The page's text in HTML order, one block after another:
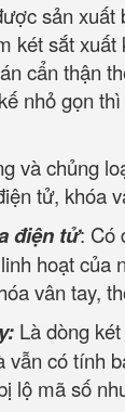
sản
két sắt
cẩn thận
nhỏ gọn
và chủng
tử, khóa
điện tử: Có
hoạt
vân tay,
Là dòng
có tính
lộ mã số